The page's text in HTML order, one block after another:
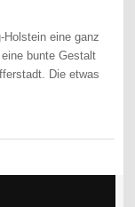
eine ganz
bunte Gestalt
Die etwas